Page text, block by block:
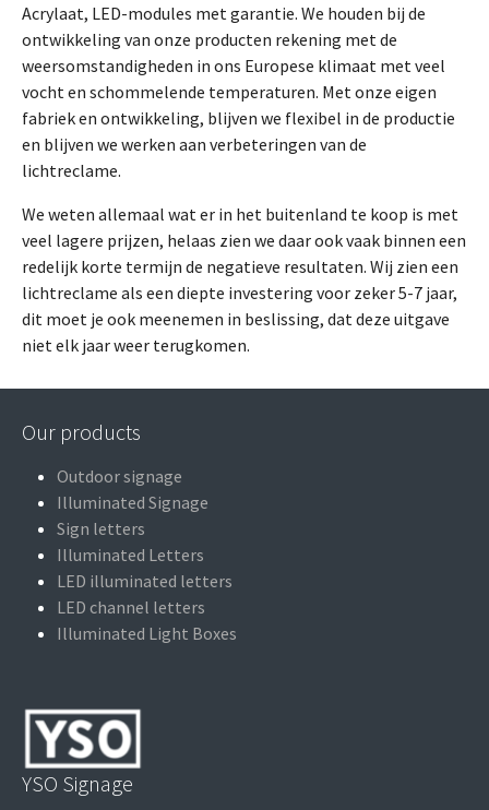
Acrylaat, LED-modules met garantie. We houden bij de
ontwikkeling van onze producten rekening met de
weersomstandigheden in ons Europese klimaat met veel
vocht en schommelende temperaturen. Met onze eigen
fabriek en ontwikkeling, blijven we flexibel in de productie
en blijven we werken aan verbeteringen van de
lichtreclame.
We weten allemaal wat er in het buitenland te koop is met
veel lagere prijzen, helaas zien we daar ook vaak binnen een
redelijk korte termijn de negatieve resultaten. Wij zien een
lichtreclame als een diepte investering voor zeker 5-7 jaar,
dit moet je ook meenemen in beslissing, dat deze uitgave
niet elk jaar weer terugkomen.
Our products
Outdoor signage
Illuminated Signage
Sign letters
Illuminated Letters
LED illuminated letters
LED channel letters
Illuminated Light Boxes
YSO Signage